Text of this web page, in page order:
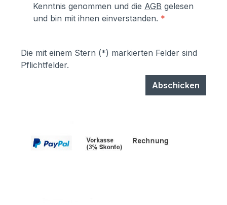
Kenntnis genommen und die AGB gelesen
und bin mit ihnen einverstanden. *
Die mit einem Stern (*) markierten Felder sind
Pflichtfelder.
Abschicken